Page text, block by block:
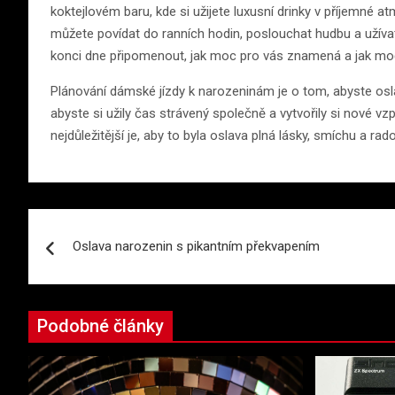
koktejlovém baru, kde si užijete luxusní drinky v příjemné
můžete povídat do ranních hodin, poslouchat hudbu a
konci dne připomenout, jak moc pro vás znamená a jak
Plánování dámské jízdy k narozeninám je o tom, abyste
abyste si užily čas strávený společně a vytvořily si nové
nejdůležitější je, aby to byla oslava plná lásky, smíchu a
pro
Oslava narozenin s pikantním překvapením
Podobné články